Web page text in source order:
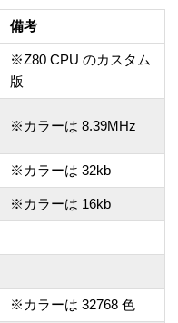
備考
※Z80 CPU のカスタム
版
※カラーは 8.39MHz
※カラーは 32kb
※カラーは 16kb
※カラーは 32768 色